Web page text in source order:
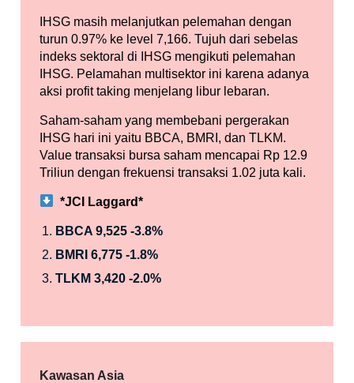
IHSG masih melanjutkan pelemahan dengan
turun 0.97% ke level 7,166. Tujuh dari sebelas
indeks sektoral di IHSG mengikuti pelemahan
IHSG. Pelamahan multisektor ini karena adanya
aksi profit taking menjelang libur lebaran.
Saham-saham yang membebani pergerakan
IHSG hari ini yaitu BBCA, BMRI, dan TLKM.
Value transaksi bursa saham mencapai Rp 12.9
Triliun dengan frekuensi transaksi 1.02 juta kali.
*JCI Laggard*
BBCA 9,525 -3.8%
BMRI 6,775 -1.8%
TLKM 3,420 -2.0%
Kawasan Asia